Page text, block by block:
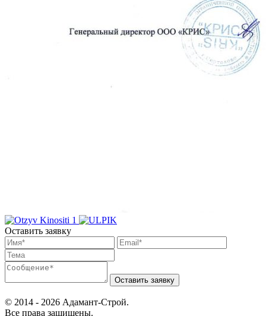
Оставить заявку
© 2014 - 2026 Адамант-Строй.
Все права защищены.